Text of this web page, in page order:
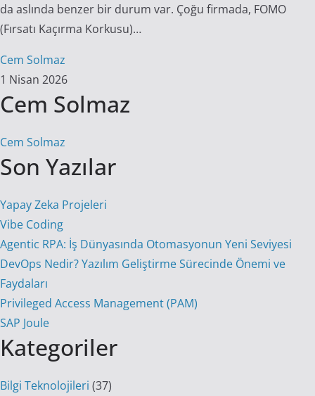
da aslında benzer bir durum var. Çoğu firmada, FOMO
(Fırsatı Kaçırma Korkusu)…
Cem Solmaz
1 Nisan 2026
Cem Solmaz
Cem Solmaz
Son Yazılar
Yapay Zeka Projeleri
Vibe Coding
Agentic RPA: İş Dünyasında Otomasyonun Yeni Seviyesi
DevOps Nedir? Yazılım Geliştirme Sürecinde Önemi ve
Faydaları
Privileged Access Management (PAM)
SAP Joule
Kategoriler
Bilgi Teknolojileri (37)